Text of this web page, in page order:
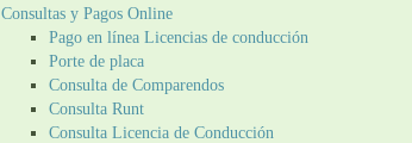
Consultas y Pagos Online
Pago en línea Licencias de conducción
Porte de placa
Consulta de Comparendos
Consulta Runt
Consulta Licencia de Conducción